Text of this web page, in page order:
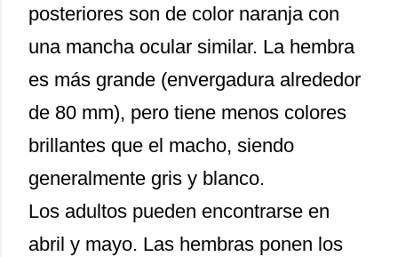
posteriores son de color naranja con
una mancha ocular similar. La hembra
es más grande (envergadura alrededor
de 80 mm), pero tiene menos colores
brillantes que el macho, siendo
generalmente gris y blanco.
Los adultos pueden encontrarse en
abril y mayo. Las hembras ponen los